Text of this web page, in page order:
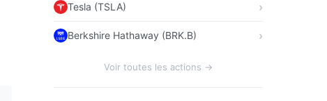
Tesla (TSLA)
Berkshire Hathaway (BRK.B)
Voir toutes les actions →